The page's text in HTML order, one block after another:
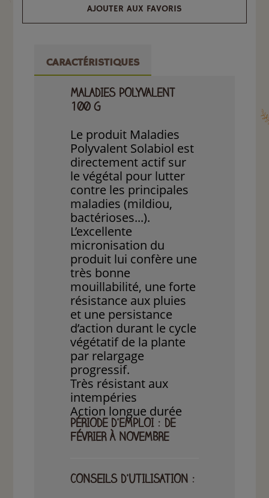
AJOUTER AUX FAVORIS
CARACTÉRISTIQUES
MALADIES POLYVALENT
100 G
Le produit Maladies
Polyvalent Solabiol est
directement actif sur
le végétal pour lutter
contre les principales
maladies (mildiou,
bactérioses...).
L’excellente
micronisation du
produit lui confère une
très bonne
mouillabilité, une forte
résistance aux pluies
et une persistance
d’action durant le cycle
végétatif de la plante
par relargage
progressif.
Très résistant aux
intempéries
Action longue durée
PÉRIODE D'EMPLOI : DE
FÉVRIER À NOVEMBRE
CONSEILS D'UTILISATION :